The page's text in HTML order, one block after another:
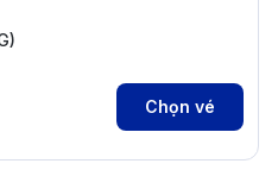
)
Chọn vé